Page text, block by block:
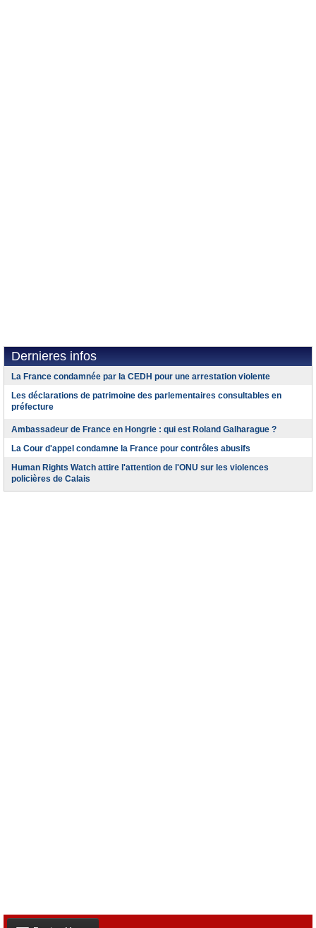
Dernieres infos
La France condamnée par la CEDH pour une arrestation violente
Les déclarations de patrimoine des parlementaires consultables en
préfecture
Ambassadeur de France en Hongrie : qui est Roland Galharague ?
La Cour d'appel condamne la France pour contrôles abusifs
Human Rights Watch attire l'attention de l'ONU sur les violences
policières de Calais